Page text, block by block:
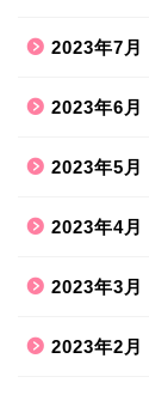
2023年7月
2023年6月
2023年5月
2023年4月
2023年3月
2023年2月